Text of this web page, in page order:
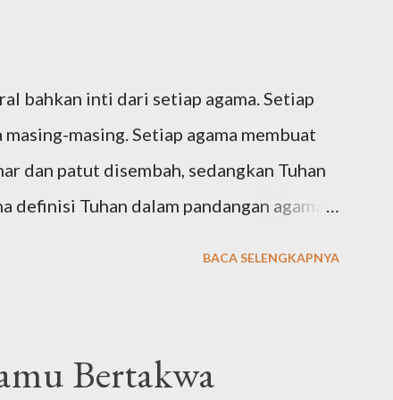
puji bagi Allah Tuhan seluruh alam.
bahkan inti dari setiap agama. Setiap
masing. Setiap agama membuat
dan patut disembah, sedangkan Tuhan
definisi Tuhan dalam pandangan agama-
samawi, Yahudi adalah agama pertama
BACA SELENGKAPNYA
Bertakwa